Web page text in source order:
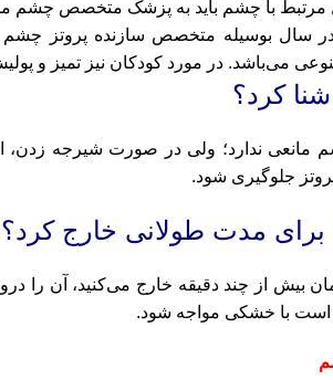
با چشم باید به پزشک متخصص چشم
سال بوسیله متخصص سازنده پروتز چشم
می‌باشد. در مورد کودکان نیز تمیز و
کرد؟
مانعی ندارد؛ ولی در صورت شیرجه
جلوگیری شود.
برای مدت طولانی خارج کرد؟
بیش از چند دقیقه خارج می‌کنید، آن را
با خشکی مواجه شود.